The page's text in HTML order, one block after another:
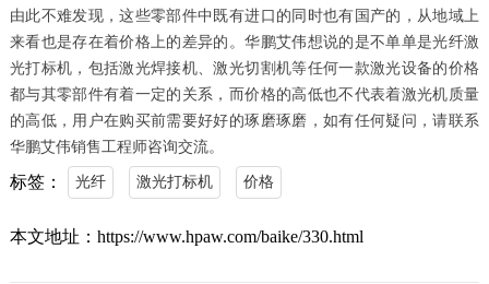
由此不难发现，这些零部件中既有进口的同时也有国产的，从地域上
来看也是存在着价格上的差异的。华鹏艾伟想说的是不单单是光纤激
光打标机，包括激光焊接机、激光切割机等任何一款激光设备的价格
都与其零部件有着一定的关系，而价格的高低也不代表着激光机质量
的高低，用户在购买前需要好好的琢磨琢磨，如有任何疑问，请联系
华鹏艾伟销售工程师咨询交流。
标签： 光纤 激光打标机 价格
本文地址：https://www.hpaw.com/baike/330.html